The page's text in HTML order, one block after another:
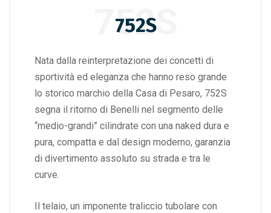
752S
752S
Nata dalla reinterpretazione dei concetti di
sportività ed eleganza che hanno reso grande
lo storico marchio della Casa di Pesaro, 752S
segna il ritorno di Benelli nel segmento delle
“medio-grandi” cilindrate con una naked dura e
pura, compatta e dal design moderno, garanzia
di divertimento assoluto su strada e tra le
curve.
Il telaio, un imponente traliccio tubolare con